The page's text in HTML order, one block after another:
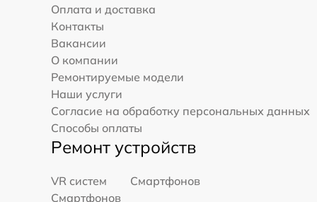
Оплата и доставка
Контакты
Вакансии
О компании
Ремонтируемые модели
Наши услуги
Согласие на обработку персональных данных
Способы оплаты
Ремонт устройств
VR систем
Смартфонов
Смартфонов